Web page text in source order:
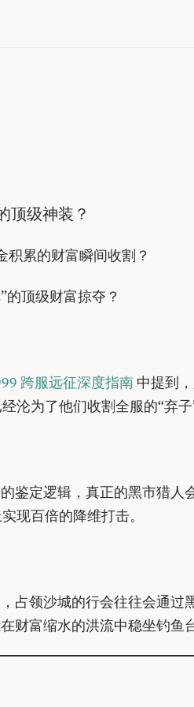
顶级神装？
累的财富瞬间收割？
顶级财富掠夺？
跨服远征深度指南 中提到
沦为了他们收割全服的“弃子”
鉴定逻辑，真正的黑市猎人
现百倍的降维打击。
占领沙城的行会往往会通过
财富缩水的洪流中稳坐钓鱼台